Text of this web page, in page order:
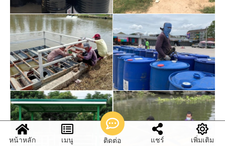
หน้าหลัก เมนู ติดต่อ แชร์ เพิ่มเติม